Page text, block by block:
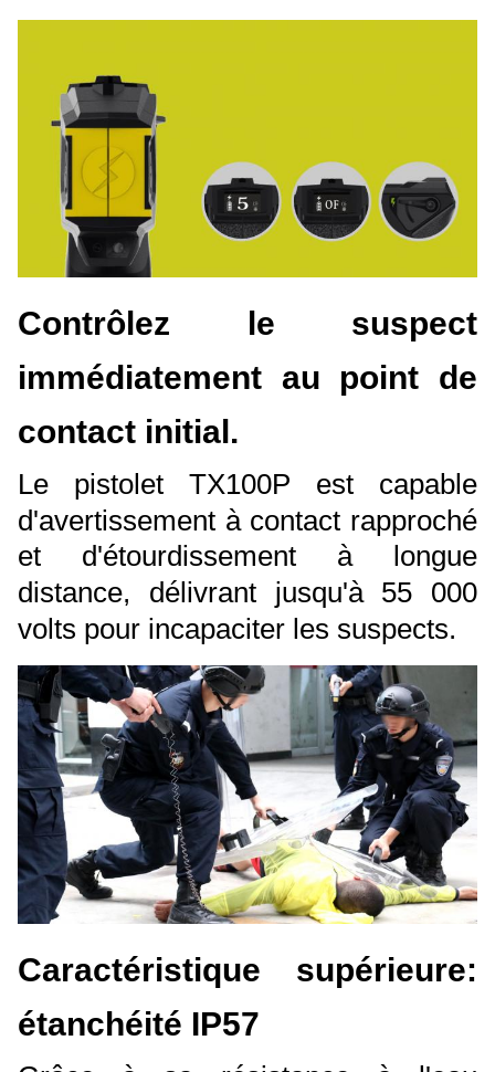
Contrôlez le suspect
immédiatement au point de
contact initial.
Le pistolet TX100P est capable
d'avertissement à contact rapproché
et d'étourdissement à longue
distance, délivrant jusqu'à 55 000
volts pour incapaciter les suspects.
Caractéristique supérieure:
étanchéité IP57